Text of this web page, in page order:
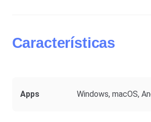
Características
Apps Windows, macOS,